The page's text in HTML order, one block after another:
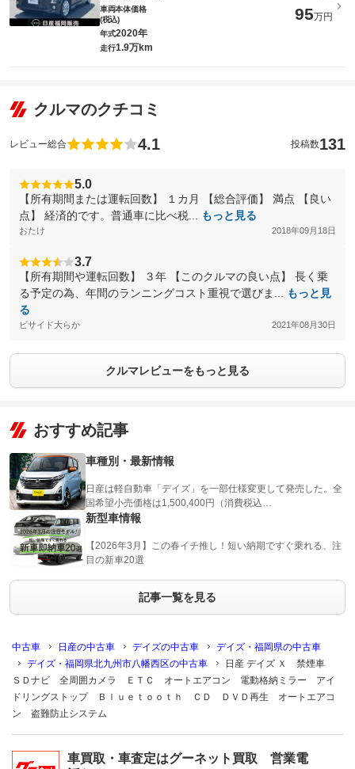
車両本体価格
(税込)
95万円
年式2020年
走行1.9万km
クルマのクチコミ
レビュー総合 4.1 投稿数131
5.0
【所有期間または運転回数】 １カ月 【総合評価】 満点 【良い
点】 経済的です。普通車に比べ税...
もっと見る
おたけ 2018年09月18日
3.7
【所有期間や運転回数】 ３年 【このクルマの良い点】 長く乗
る予定の為、年間のランニングコスト重視で選びま...
もっと見
る
ビサイド大らか 2021年08月30日
クルマレビューをもっと見る
おすすめ記事
車種別・最新情報
日産は軽自動車「デイズ」を一部仕様変更して発売した。全
国希望小売価格は1,500,400円（消費税込…
新型車情報
【2026年3月】この春イチ推し！短い納期ですぐ乗れる、注
目の新車20選
記事一覧を見る
中古車 日産の中古車 デイズの中古車
デイズ・福岡県の中古車
デイズ・福岡県北九州市八幡西区の中古車
日産 デイズ Ｘ 禁煙車
ＳＤナビ 全周囲カメラ ＥＴＣ オートエアコン 電動格納ミラー アイ
ドリングストップ Ｂｌｕｅｔｏｏｔｈ ＣＤ ＤＶＤ再生 オートエアコ
ン 盗難防止システム
車買取・車査定はグーネット買取 営業電